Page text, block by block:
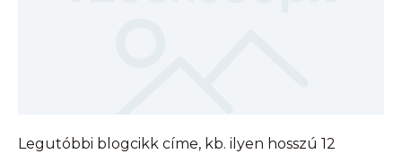
Legutóbbi blogcikk címe, kb. ilyen hosszú 12